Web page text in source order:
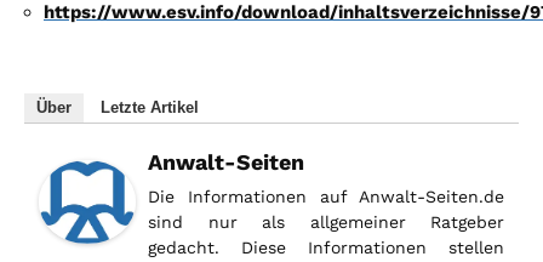
https://www.esv.info/download/inhaltsverzeichnisse/
Über Letzte Artikel
Anwalt-Seiten
Die Informationen auf Anwalt-Seiten.de
sind nur als allgemeiner Ratgeber
gedacht. Diese Informationen stellen